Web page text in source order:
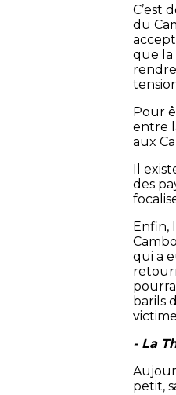
C’est
du
que la
Pour
entre
aux
Il
des
Enfin,
qui a
barils
- La
petit,